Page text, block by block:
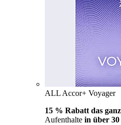
ALL Accor+ Voyager
15 % Rabatt das
Aufenthalte in über